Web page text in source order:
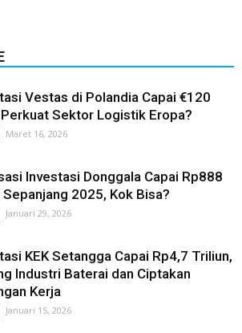
Vestas di Polandia Capai €120
Sektor Logistik Eropa?
Maret 16, 2026
Investasi Donggala Capai Rp888
Sepanjang 2025, Kok Bisa?
Januari 29, 2026
KEK Setangga Capai Rp4,7 Triliun,
Industri Baterai dan Ciptakan
Kerja
Januari 15, 2026